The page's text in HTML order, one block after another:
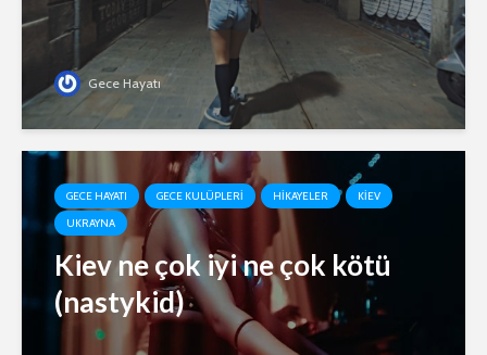
Gece Hayatı
GECE HAYATI GECE KULÜPLERI HIKAYELER
KIEV
UKRAYNA
Kiev ne çok iyi ne çok kötü
(nastykid)